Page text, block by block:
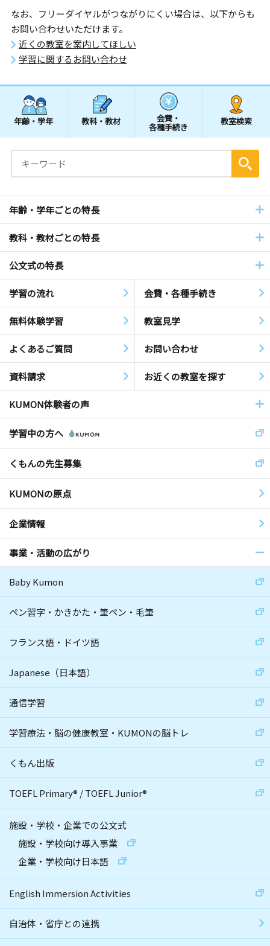
なお、フリーダイヤルがつながりにくい場合は、以下からも
お問い合わせいただけます。
近くの教室を案内してほしい
学習に関するお問い合わせ
年齢・学年 教科・教材 会費・
各種手続き
教室検索
年齢・学年ごとの特長
教科・教材ごとの特長
公文式の特長
学習の流れ 会費・各種手続き
無料体験学習 教室見学
よくあるご質問 お問い合わせ
資料請求 お近くの教室を探す
KUMON体験者の声
学習中の方へ
くもんの先生募集
KUMONの原点
企業情報
事業・活動の広がり
Baby Kumon
ペン習字・かきかた・筆ペン・毛筆
フランス語・ドイツ語
Japanese（日本語）
通信学習
学習療法・脳の健康教室・KUMONの脳トレ
くもん出版
TOEFL Primary® /TOEFL Junior®
施設・学校・企業での公文式
施設・学校向け導入事業
企業・学校向け日本語
English Immersion Activities
自治体・省庁との連携